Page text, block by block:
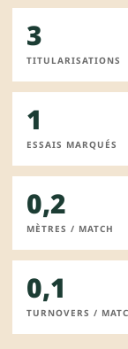
3
TITULARISATIONS
1
ESSAIS MARQUÉS
0,2
MÈTRES / MATCH
0,1
TURNOVERS /